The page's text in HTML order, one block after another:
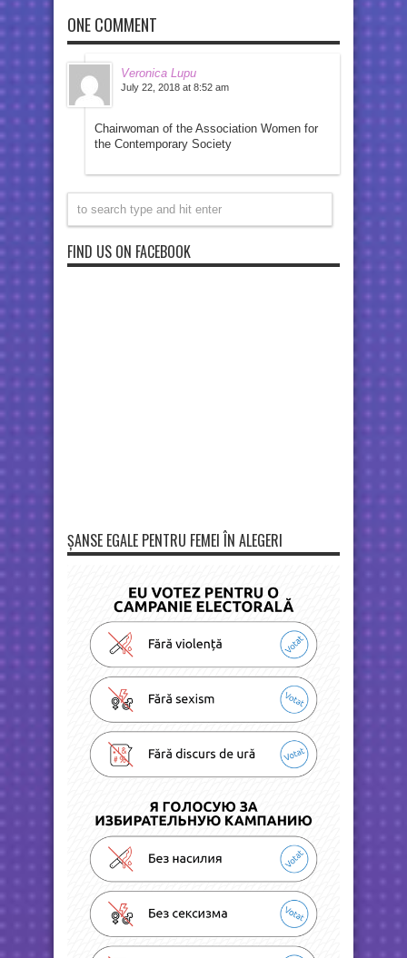
ONE COMMENT
Veronica Lupu
July 22, 2018 at 8:52 am
Chairwoman of the Association Women for
the Contemporary Society
FIND US ON FACEBOOK
ȘANSE EGALE PENTRU FEMEI ÎN ALEGERI